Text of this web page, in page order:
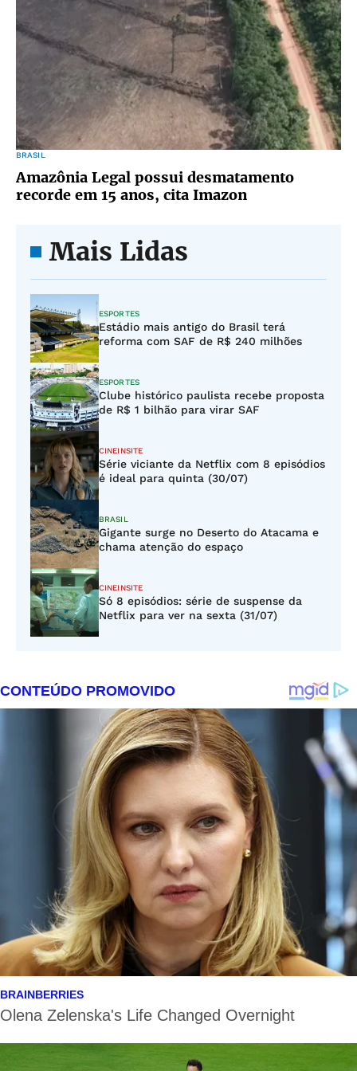
BRASIL
Amazônia Legal possui desmatamento
recorde em 15 anos, cita Imazon
Mais Lidas
ESPORTES
Estádio mais antigo do Brasil terá
reforma com SAF de R$ 240 milhões
ESPORTES
Clube histórico paulista recebe proposta
de R$ 1 bilhão para virar SAF
CINEINSITE
Série viciante da Netflix com 8 episódios
é ideal para quinta (30/07)
BRASIL
Gigante surge no Deserto do Atacama e
chama atenção do espaço
CINEINSITE
Só 8 episódios: série de suspense da
Netflix para ver na sexta (31/07)